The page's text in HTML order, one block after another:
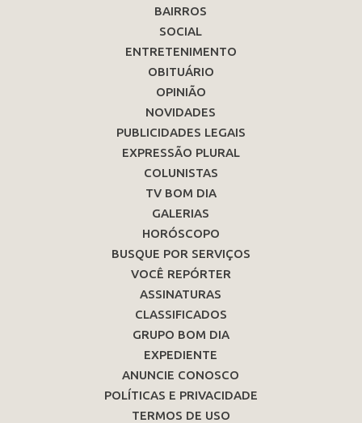
BAIRROS
SOCIAL
ENTRETENIMENTO
OBITUÁRIO
OPINIÃO
NOVIDADES
PUBLICIDADES LEGAIS
EXPRESSÃO PLURAL
COLUNISTAS
TV BOM DIA
GALERIAS
HORÓSCOPO
BUSQUE POR SERVIÇOS
VOCÊ REPÓRTER
ASSINATURAS
CLASSIFICADOS
GRUPO BOM DIA
EXPEDIENTE
ANUNCIE CONOSCO
POLÍTICAS E PRIVACIDADE
TERMOS DE USO